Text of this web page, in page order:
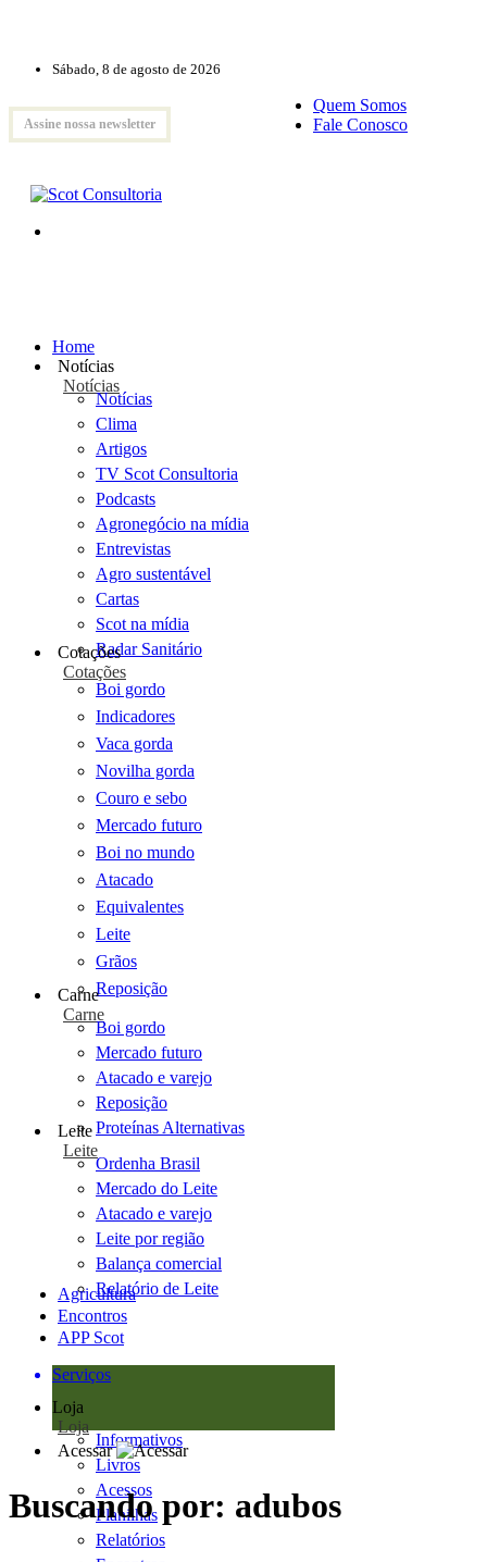
Sábado, 8 de agosto de 2026
Assine nossa newsletter
Quem Somos
Fale Conosco
Home
Notícias
Notícias
Notícias
Clima
Artigos
TV Scot Consultoria
Podcasts
Agronegócio na mídia
Entrevistas
Agro sustentável
Cartas
Scot na mídia
Radar Sanitário
Cotações
Cotações
Boi gordo
Indicadores
Vaca gorda
Novilha gorda
Couro e sebo
Mercado futuro
Boi no mundo
Atacado
Equivalentes
Leite
Grãos
Reposição
Carne
Carne
Boi gordo
Mercado futuro
Atacado e varejo
Reposição
Proteínas Alternativas
Leite
Leite
Ordenha Brasil
Mercado do Leite
Atacado e varejo
Leite por região
Balança comercial
Relatório de Leite
Agricultura
Encontros
APP Scot
Serviços
Loja
Loja
Informativos
Livros
Acessos
Planilhas
Relatórios
Acessar
Buscando por: adubos